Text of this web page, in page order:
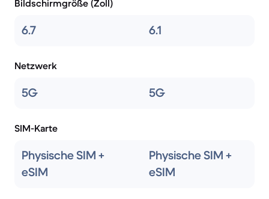
Bildschirmgröße (Zoll)
6.7 6.1
Netzwerk
5G 5G
SIM-Karte
Physische SIM +
eSIM
Physische SIM +
eSIM